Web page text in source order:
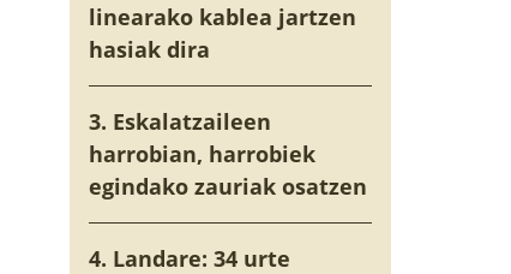
linearako kablea jartzen
hasiak dira
3. Eskalatzaileen
harrobian, harrobiek
egindako zauriak osatzen
4. Landare: 34 urte